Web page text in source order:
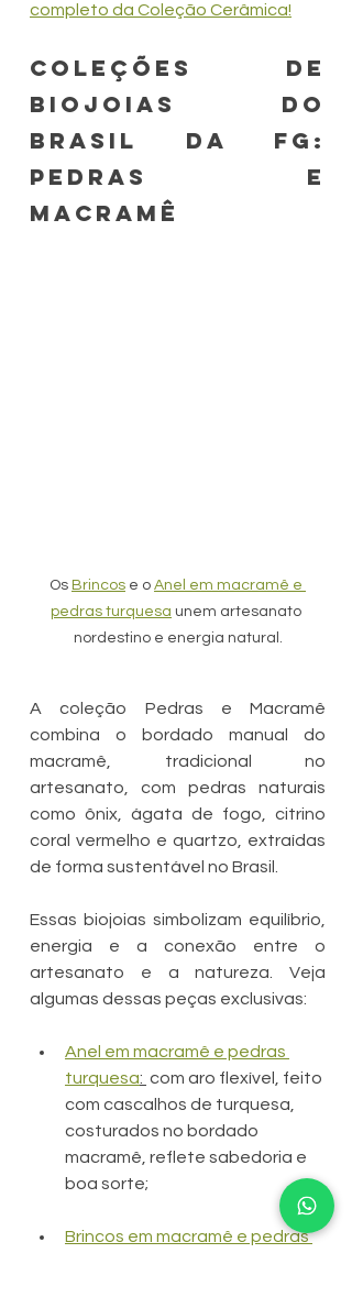
completo da Coleção Cerâmica!
Coleções de
biojoias do
Brasil da FG:
Pedras e
Macramê
Os Brincos e o Anel em macramê e
pedras turquesa unem artesanato
nordestino e energia natural.
A coleção Pedras e Macramê
combina o bordado manual do
macramê, tradicional no
artesanato, com pedras naturais
como ônix, ágata de fogo, citrino
coral vermelho e quartzo, extraídas
de forma sustentável no Brasil.
Essas biojoias simbolizam equilíbrio,
energia e a conexão entre o
artesanato e a natureza. Veja
algumas dessas peças exclusivas:
Anel em macramê e pedras
turquesa: com aro flexível, feito
com cascalhos de turquesa,
costurados no bordado
macramê, reflete sabedoria e
boa sorte;
Brincos em macramê e pedras